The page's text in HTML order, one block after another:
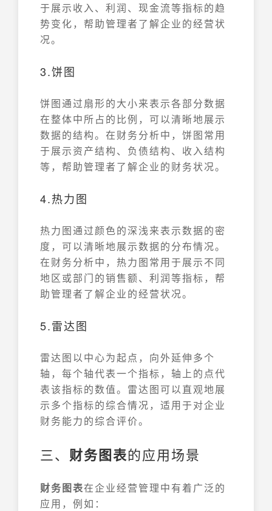
于展示收入、利润、现金流等指标的趋
势变化，帮助管理者了解企业的经营状
况。
3.饼图
饼图通过扇形的大小来表示各部分数据
在整体中所占的比例，可以清晰地展示
数据的结构。在财务分析中，饼图常用
于展示资产结构、负债结构、收入结构
等，帮助管理者了解企业的财务状况。
4.热力图
热力图通过颜色的深浅来表示数据的密
度，可以清晰地展示数据的分布情况。
在财务分析中，热力图常用于展示不同
地区或部门的销售额、利润等指标，帮
助管理者了解企业的经营状况。
5.雷达图
雷达图以中心为起点，向外延伸多个
轴，每个轴代表一个指标，轴上的点代
表该指标的数值。雷达图可以直观地展
示多个指标的综合情况，适用于对企业
财务能力的综合评价。
三、 财务图表的应用场景
财务图表在企业经营管理中有着广泛的
应用，例如：